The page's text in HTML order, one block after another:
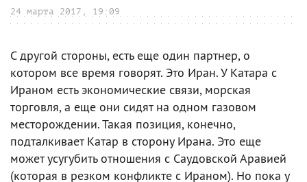
24 марта 2017, 19:09
С другой стороны, есть еще один партнер, о
котором все время говорят. Это Иран. У Катара с
Ираном есть экономические связи, морская
торговля, а еще они сидят на одном газовом
месторождении. Такая позиция, конечно,
подталкивает Катар в сторону Ирана. Это еще
может усугубить отношения с Саудовской Аравией
(которая в резком конфликте с Ираном). Но пока у